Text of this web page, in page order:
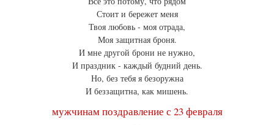
Стоит и бережет меня
Твоя любовь - моя отрада,
Моя защитная броня.
И мне другой брони не нужно,
И праздник - каждый будний день.
Но, без тебя я безоружна
И беззащитна, как мишень.
мужчинам поздравление с 23 февраля